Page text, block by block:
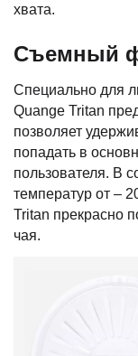
хвата.
Съемный
Специально для
Quange Tritan
позволяет
попадать в
пользователя. В
температур от –
Tritan прекрасно
чая.